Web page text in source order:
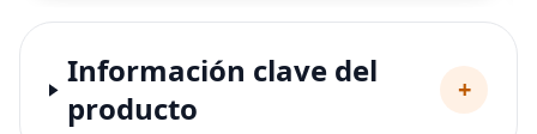
Información clave del
producto
+